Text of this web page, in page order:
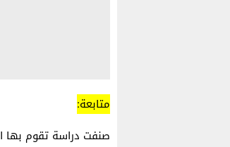
متابعة:
صنفت دراسة تقوم بها